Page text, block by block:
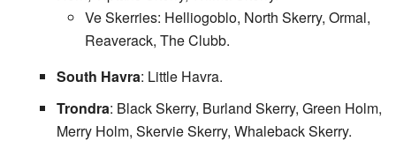
Ve Skerries: Helliogoblo, North Skerry, Ormal,
Reaverack, The Clubb.
South Havra: Little Havra.
Trondra: Black Skerry, Burland Skerry, Green Holm,
Merry Holm, Skervie Skerry, Whaleback Skerry.